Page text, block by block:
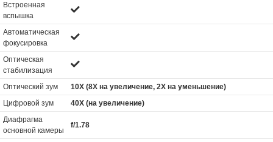
Встроенная
вспышка
Автоматическая
фокусировка
Оптическая
стабилизация
Оптический зум
10X (8X на увеличение, 2X на уменьшение)
Цифровой зум
40X (на увеличение)
Диафрагма
основной камеры
f/1.78